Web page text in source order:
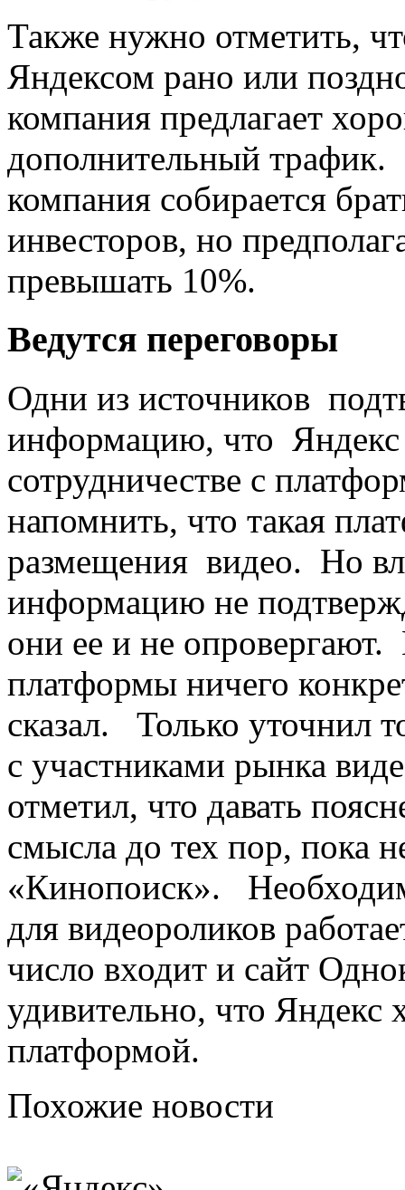
Также нужно отметить,
Яндексом рано или
компания предлагает
дополнительный
компания собирается
инвесторов, но
превышать 10%.
Ведутся переговоры
Одни из источников
информацию, что Яндекс
сотрудничестве с
напомнить, что такая
размещения видео. Но
информацию не
они ее и не
платформы ничего
сказал. Только уточнил
с участниками рынка
отметил, что давать
смысла до тех пор, пока
«Кинопоиск».
для видеороликов
число входит и сайт
удивительно, что Яндекс
платформой.
Похожие новости